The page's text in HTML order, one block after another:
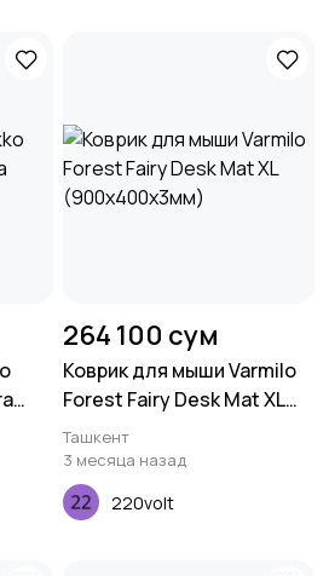
264 100 сум
Коврик для мыши Varmilo
Forest Fairy Desk Mat XL
(900х400х3мм)
Ташкент
3 месяца назад
220volt